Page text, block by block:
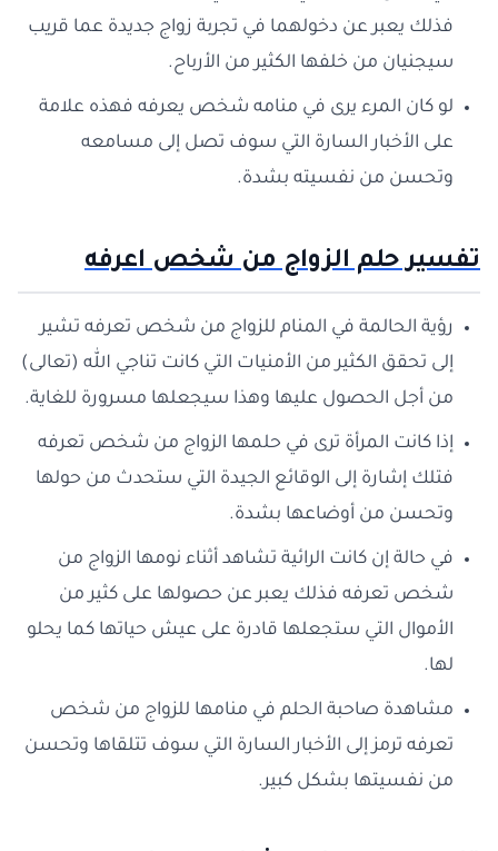
فذلك يعبر عن دخولهما في تجربة زواج جديدة عما قريب
سيجنيان من خلفها الكثير من الأرباح.
لو كان المرء يرى في منامه شخص يعرفه فهذه علامة
على الأخبار السارة التي سوف تصل إلى مسامعه
وتحسن من نفسيته بشدة.
تفسير حلم الزواج من شخص اعرفه
رؤية الحالمة في المنام للزواج من شخص تعرفه تشير
إلى تحقق الكثير من الأمنيات التي كانت تناجي الله (تعالى)
من أجل الحصول عليها وهذا سيجعلها مسرورة للغاية.
إذا كانت المرأة ترى في حلمها الزواج من شخص تعرفه
فتلك إشارة إلى الوقائع الجيدة التي ستحدث من حولها
وتحسن من أوضاعها بشدة.
في حالة إن كانت الرائية تشاهد أثناء نومها الزواج من
شخص تعرفه فذلك يعبر عن حصولها على كثير من
الأموال التي ستجعلها قادرة على عيش حياتها كما يحلو
لها.
مشاهدة صاحبة الحلم في منامها للزواج من شخص
تعرفه ترمز إلى الأخبار السارة التي سوف تتلقاها وتحسن
من نفسيتها بشكل كبير.